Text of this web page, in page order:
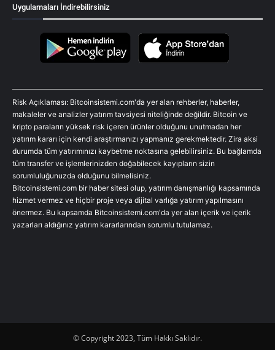
Uygulamaları İndirebilirsiniz
Risk Açıklaması: Bitcoinsistemi.com'da yer alan rehberler, haberler,
makaleler ve analizler yatırım tavsiyesi niteliğinde değildir. Bitcoin ve
kripto paraların yüksek risk içeren ürünler olduğunu unutmadan her
yatırım kararı için kendi araştırmanızı yapmanız gerekmektedir. Zira aksi
durumda tüm yatırımınızı kaybetme noktasına gelebilirsiniz. Bu bağlamda
tüm transfer ve işlemlerinizden doğabilecek kayıpların sizin
sorumluluğunuzda olduğunu bilmelisiniz.
Bitcoinsistemi.com bir haber sitesi olup, yatırım danışmanlığı kapsamında
hizmet vermez ve hiçbir proje veya dijital varlığa yatırım yapılmasını
önermez. Bu kapsamda Bitcoinsistemi.com'da yer alan içerik ve içerik
yazarları aldığınız yatırım kararlarından sorumlu tutulamaz.
© Copyright 2023, Tüm Hakkı Saklıdır.